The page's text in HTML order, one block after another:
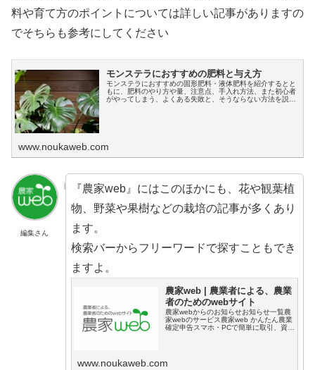
料や育て方のポイントについては詳しい記事がありますの
でそちらも参考にしてください
モンステラにおすすめの肥料と与え方
モンステラにおすすめの固形肥料・液体肥料を紹介するとと
もに、肥料のやり方や量、注意点、手入れ方法、また初心者
がやってしまう、よくある失敗と、そうならない方法を説明
www.noukaweb.com
編集さん
『農家web』にはこのほかにも、花や観葉植
物、野菜や果樹などの栽培の記事が多くあり
ます。
検索バーからフリーワードで探すこともでき
ますよ。
農家web | 農業者による、農業
者のためのwebサイト
農家webからのお知らせお知らせ一覧農
家webのサービス農家web かんたん農業
確定申告スマホ・PCで簡単に取引、資産
www.noukaweb.com